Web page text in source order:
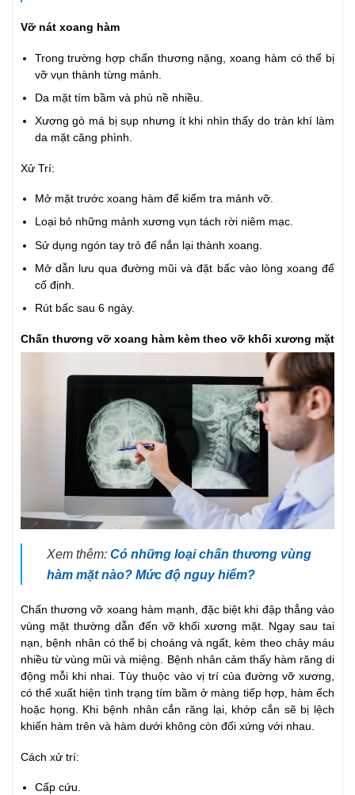
Vỡ nát xoang hàm
Trong trường hợp chấn thương nặng, xoang hàm có thể bị
vỡ vụn thành từng mảnh.
Da mặt tím bầm và phù nề nhiều.
Xương gò má bị sụp nhưng ít khi nhìn thấy do tràn khí làm
da mặt căng phình.
Xử Trí:
Mở mặt trước xoang hàm để kiểm tra mảnh vỡ.
Loại bỏ những mảnh xương vụn tách rời niêm mạc.
Sử dụng ngón tay trỏ để nắn lại thành xoang.
Mở dẫn lưu qua đường mũi và đặt bấc vào lòng xoang để
cố định.
Rút bấc sau 6 ngày.
Chấn thương vỡ xoang hàm kèm theo vỡ khối xương mặt
Xem thêm: Có những loại chấn thương vùng
hàm mặt nào? Mức độ nguy hiểm?
Chấn thương vỡ xoang hàm mạnh, đặc biệt khi đập thẳng vào
vùng mặt thường dẫn đến vỡ khối xương mặt. Ngay sau tai
nạn, bệnh nhân có thể bị choáng và ngất, kèm theo chảy máu
nhiều từ vùng mũi và miệng. Bệnh nhân cảm thấy hàm răng di
động mỗi khi nhai. Tùy thuộc vào vị trí của đường vỡ xương,
có thể xuất hiện tình trạng tím bầm ở màng tiếp hợp, hàm ếch
hoặc họng. Khi bệnh nhân cắn răng lại, khớp cắn sẽ bị lệch
khiến hàm trên và hàm dưới không còn đối xứng với nhau.
Cách xử trí:
Cấp cứu.